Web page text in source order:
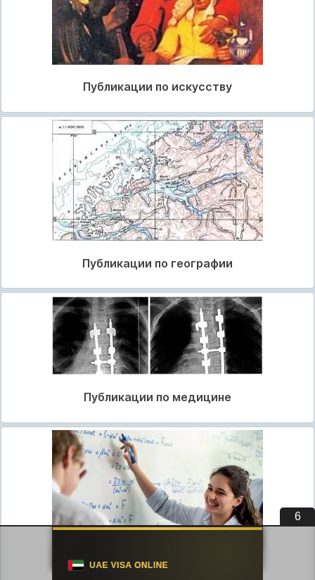
Публикации по искусству
Публикации по географии
Публикации по медицине
5